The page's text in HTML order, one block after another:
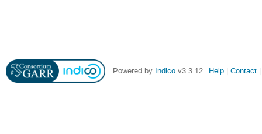
Powered by Indico v3.3.12 Help Contact